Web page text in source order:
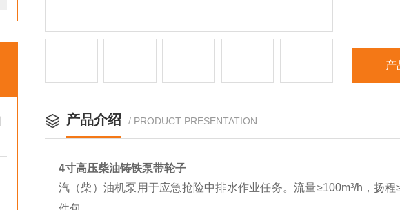
产
产品介绍 / PRODUCT PRESENTATION
4寸高压柴油铸铁泵带轮子
汽（柴）油机泵用于应急抢险中排水作业任务。流量≥100m³/h，扬